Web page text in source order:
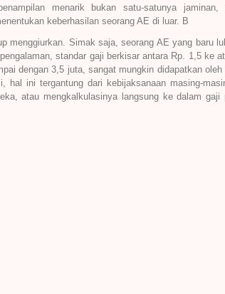
menarik bukan satu-satunya
keberhasilan seorang AE di luar. B
menggiurkan. Simak saja, seorang AE yang baru
standar gaji berkisar antara Rp. 1,5 ke
dengan 3,5 juta, sangat mungkin didapatkan
hal ini tergantung dari kebijaksanaan masing-
atau mengkalkulasinya langsung ke dalam